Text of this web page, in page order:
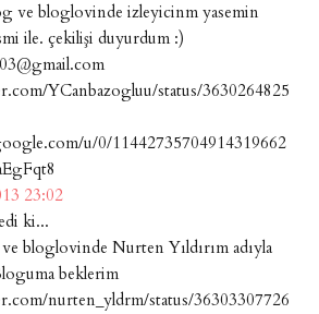
ve bloglovinde izleyicinm yasemin
ile. çekilişi duyurdum :)
YCanbazogluu/status/3630264825
u/0/11442735704914319662
23:02
ki...
bloglovinde Nurten Yıldırım adıyla
beklerim
nurten_yldrm/status/36303307726